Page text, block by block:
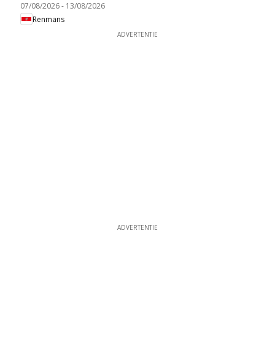
07/08/2026- 13/08/2026
Renmans
ADVERTENTIE
ADVERTENTIE